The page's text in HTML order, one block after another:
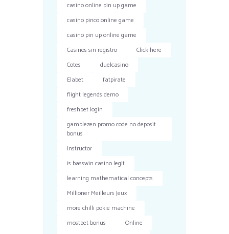
casino online pin up game
casino pinco online game
casino pin up online game
Casinos sin registro
Click here
Cotes
duelcasino
Elabet
fatpirate
flight legends demo
freshbet login
gamblezen promo code no deposit
bonus
Instructor
is basswin casino legit
learning mathematical concepts
Millioner Meilleurs Jeux
more chilli pokie machine
mostbet bonus
Online